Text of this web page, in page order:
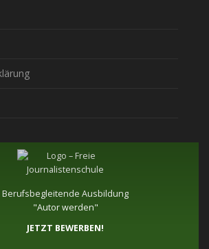
Berufsbegleitende Ausbildung
"Autor werden"
JETZT BEWERBEN!